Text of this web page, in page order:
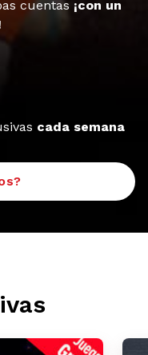
cuentas ¡con un
cada semana